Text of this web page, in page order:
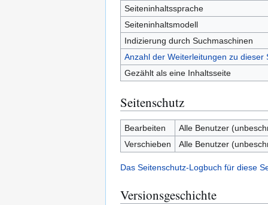
Seiteninhaltssprache
Seiteninhaltsmodell
Indizierung durch Suchmaschinen
Anzahl der Weiterleitungen zu dieser
Gezählt als eine Inhaltsseite
Seitenschutz
Bearbeiten
Alle Benutzer
Verschieben
Alle Benutzer
Das Seitenschutz-Logbuch für diese
Versionsgeschichte